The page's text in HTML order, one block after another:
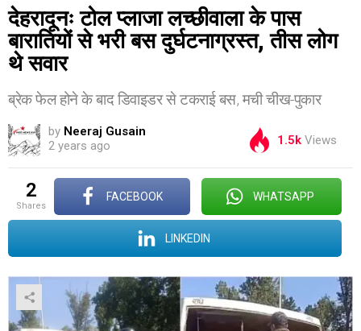
देहरादूनः टोल प्लाजा लच्छीवाला के पास
बारातियों से भरी बस दुर्घटनाग्रस्त, तीस लोग
थे सवार
ब्रेक फेल होने के बाद डिवाइडर से टकराई बस, मची चीख-पुकार
by Neeraj Gusain
2 years ago
1.5k Views
2
shares
FACEBOOK WHATSAPP
LINKEDIN